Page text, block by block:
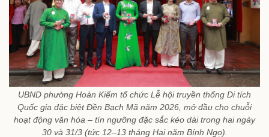
UBND phường Hoàn Kiếm tổ chức Lễ hội truyền thống Di tích
Quốc gia đặc biệt Đền Bạch Mã năm 2026, mở đầu cho chuỗi
hoạt động văn hóa – tín ngưỡng đặc sắc kéo dài trong hai ngày
30 và 31/3 (tức 12–13 tháng Hai năm Bính Ngọ).